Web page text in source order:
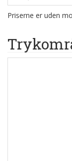
Priserne er uden